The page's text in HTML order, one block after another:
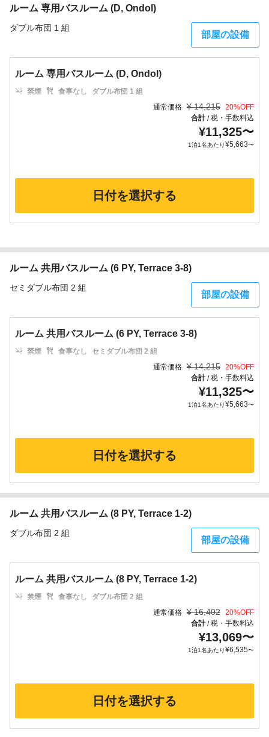
ルーム 専用バスルーム (D, Ondol)
ダブル布団 1 組
部屋の設備
ルーム 専用バスルーム (D, Ondol)
禁煙 食事なし
ダブル布団 1 組
通常価格 ¥ 14,215 20%OFF
合計/税・手数料込
¥11,325〜
1泊1名あたり¥5,663〜
日付を選択する
ルーム 共用バスルーム (6 PY, Terrace 3-8)
セミダブル布団 2 組
部屋の設備
ルーム 共用バスルーム (6 PY, Terrace 3-8)
禁煙 食事なし
セミダブル布団 2 組
通常価格 ¥ 14,215 20%OFF
合計/税・手数料込
¥11,325〜
1泊1名あたり¥5,663〜
日付を選択する
ルーム 共用バスルーム (8 PY, Terrace 1-2)
ダブル布団 2 組
部屋の設備
ルーム 共用バスルーム (8 PY, Terrace 1-2)
禁煙 食事なし
ダブル布団 2 組
通常価格 ¥ 16,402 20%OFF
合計/税・手数料込
¥13,069〜
1泊1名あたり¥6,535〜
日付を選択する